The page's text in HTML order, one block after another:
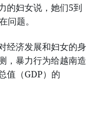
的妇女说，她们5到
问题。
经济发展和妇女的身
，暴力行为给越南造
值（GDP）的